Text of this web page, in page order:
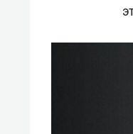
Как ГК